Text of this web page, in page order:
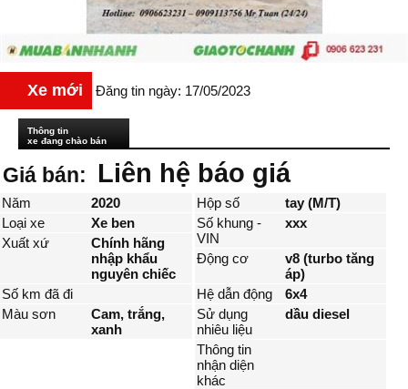
Xe mới Đăng tin ngày: 17/05/2023
Thông tin
xe đang chào bán
Giá bán: Liên hệ báo giá
Năm
2020
Loại xe
Xe ben
Xuất xứ
Chính hãng
nhập khẩu
nguyên chiếc
Số km đã đi
Màu sơn
Cam, trắng,
xanh
Hộp số
tay (M/T)
Số khung -
VIN
xxx
Động cơ
v8 (turbo tăng
áp)
Hệ dẫn động
6x4
Sử dụng
nhiêu liệu
dầu diesel
Thông tin
nhận diện
khác